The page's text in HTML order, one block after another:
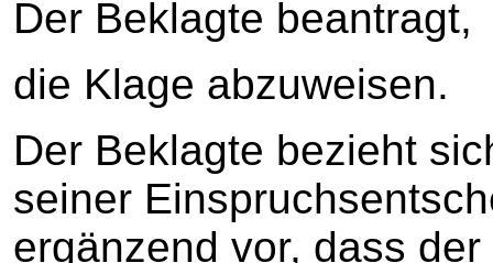
Der Beklagte beantragt,
die Klage abzuweisen.
Der Beklagte bezieht
seiner
ergänzend vor, dass